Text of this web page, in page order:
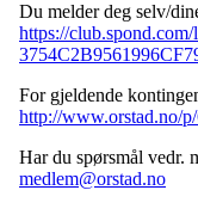
Du melder deg selv/
https://
For gjeldende
http://www.orstad.no/
Har du spørsmål vedr.
medlem@orstad.no